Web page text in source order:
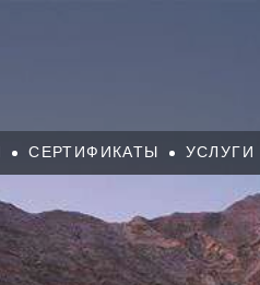
СЕРТИФИКАТЫ УСЛУГИ